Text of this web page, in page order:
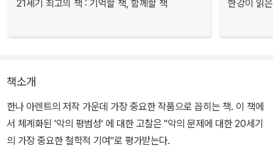
21세기 최고의 책 : 기억할 책, 함께할 책 한강이 읽
책소개
한나 아렌트의 저작 가운데 가장 중요한 작품으로 꼽히는 책. 이 책에
서 체계화된 '악의 평범성' 에 대한 고찰은 "악의 문제에 대한 20세기
의 가장 중요한 철학적 기여"로 평가받는다.